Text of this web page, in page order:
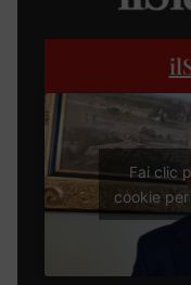
Fai clic
cookie